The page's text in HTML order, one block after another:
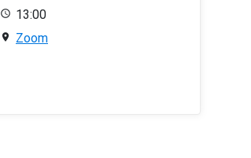
13:00
Zoom